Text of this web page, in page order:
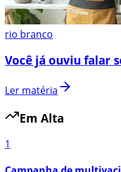
rio branco
Você já ouviu falar
Ler matéria
Em Alta
1